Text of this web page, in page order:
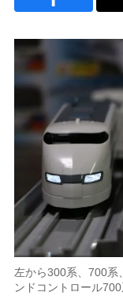
左から300系、700系
ンドコントロール